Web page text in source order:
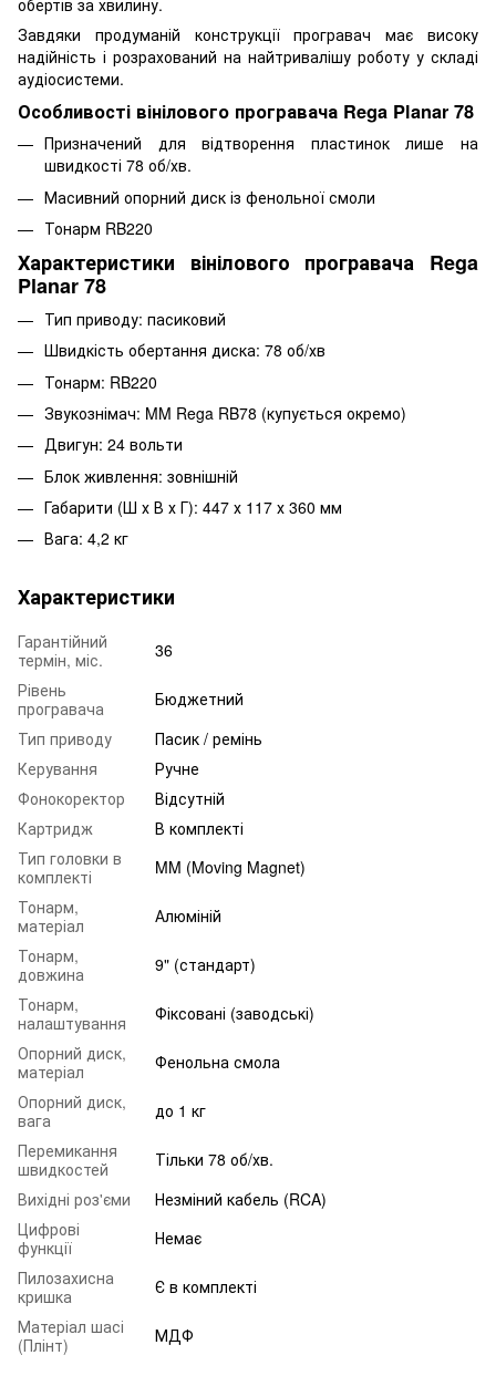
Завдяки продуманій конструкції програвач має високу
надійність і розрахований на найтривалішу роботу у складі
аудіосистеми.
Особливості вінілового програвача Rega Planar 78
Призначений для відтворення пластинок лише на
швидкості 78 об/хв.
Масивний опорний диск із фенольної смоли
Тонарм RB220
Характеристики вінілового програвача Rega
Planar 78
Тип приводу: пасиковий
Швидкість обертання диска: 78 об/хв
Тонарм: RB220
Звукознімач: MM Rega RB78 (купується окремо)
Двигун: 24 вольти
Блок живлення: зовнішній
Габарити (Ш х В х Г): 447 х 117 х 360 мм
Вага: 4,2 кг
Характеристики
Гарантійний
термін, міс.
36
Рівень
програвача
Бюджетний
Тип приводу
Пасик / ремінь
Керування
Ручне
Фонокоректор
Відсутній
Картридж
В комплекті
Тип головки в
комплекті
MM (Moving Magnet)
Тонарм,
матеріал
Алюміній
Тонарм,
довжина
9" (стандарт)
Тонарм,
налаштування
Фіксовані (заводські)
Опорний диск,
матеріал
Фенольна смола
Опорний диск,
вага
до 1 кг
Перемикання
швидкостей
Тільки 78 об/хв.
Вихідні роз'єми
Незміний кабель (RCA)
Цифрові
функції
Немає
Пилозахисна
кришка
Є в комплекті
Матеріал шасі
(Плінт)
МДФ